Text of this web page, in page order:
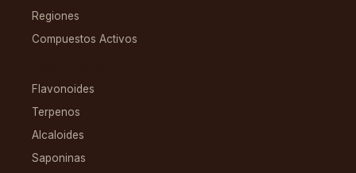
Regiones
Compuestos Activos
Flavonoides
Terpenos
Alcaloides
Saponinas